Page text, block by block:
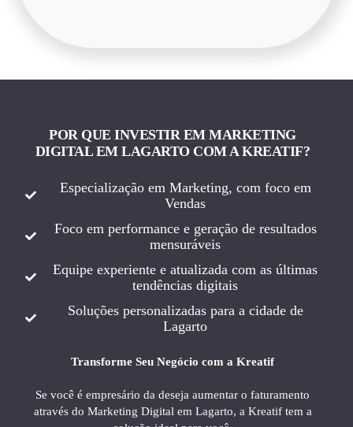
POR QUE INVESTIR EM MARKETING
DIGITAL EM LAGARTO COM A KREATIF?
Especialização em Marketing, com foco em
Vendas
Foco em performance e geração de resultados
mensuráveis
Equipe experiente e atualizada com as últimas
tendências digitais
Soluções personalizadas para a cidade de
Lagarto
Transforme Seu Negócio com a Kreatif
Se você é empresário da deseja aumentar o faturamento
através do Marketing Digital em Lagarto, a Kreatif tem a